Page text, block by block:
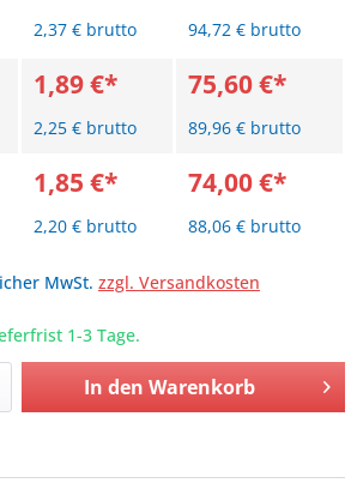
2,37 € brutto 94,72 € brutto
1,89 €*
2,25 € brutto
75,60 €*
89,96 € brutto
1,85 €*
2,20 € brutto
74,00 €*
88,06 € brutto
MwSt. zzgl. Versandkosten
1-3 Tage.
In den Warenkorb